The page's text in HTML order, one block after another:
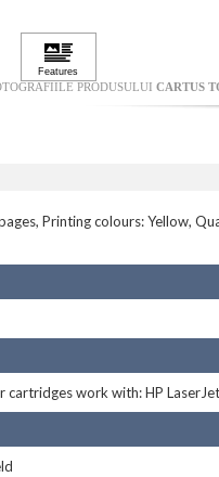
PRODUSULUI CARTUS
Printing colours: Yellow,
cartridges work with: HP